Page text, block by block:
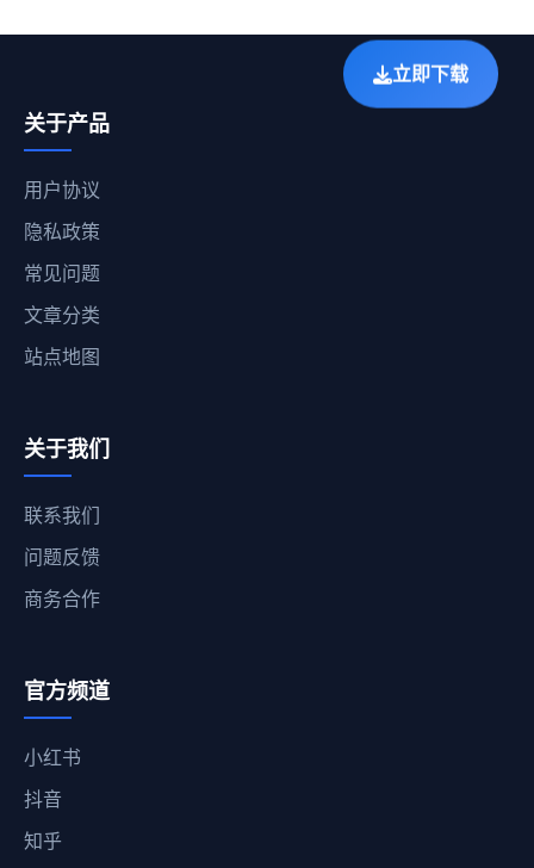
立即下载
关于产品
用户协议
隐私政策
常见问题
文章分类
站点地图
关于我们
联系我们
问题反馈
商务合作
官方频道
小红书
抖音
知乎